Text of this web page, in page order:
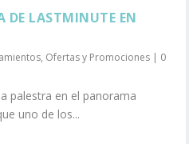
DE LASTMINUTE EN
, Ofertas y Promociones | 0
palestra en el panorama
uno de los...